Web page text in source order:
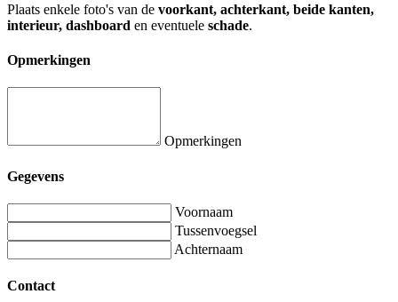
Plaats enkele foto's van de voorkant, achterkant, beide kanten,
interieur, dashboard en eventuele schade.
Opmerkingen
Opmerkingen
Gegevens
Voornaam
Tussenvoegsel
Achternaam
Contact